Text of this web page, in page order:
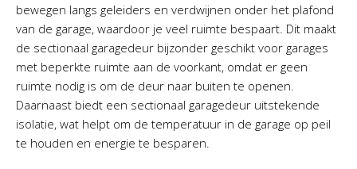
bewegen langs geleiders en verdwijnen onder het plafond
van de garage, waardoor je veel ruimte bespaart. Dit maakt
de sectionaal garagedeur bijzonder geschikt voor garages
met beperkte ruimte aan de voorkant, omdat er geen
ruimte nodig is om de deur naar buiten te openen.
Daarnaast biedt een sectionaal garagedeur uitstekende
isolatie, wat helpt om de temperatuur in de garage op peil
te houden en energie te besparen.